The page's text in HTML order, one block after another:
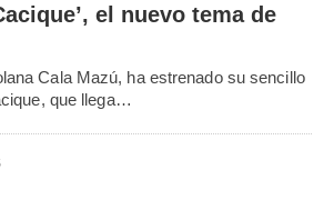
el nuevo tema de
Cala Mazú, ha estrenado su sencillo
que llega…